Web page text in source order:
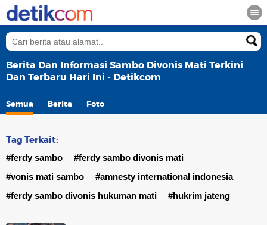
Berita Dan Informasi Sambo Divonis Mati Terkini
Dan Terbaru Hari Ini - Detikcom
Semua Berita Foto
Tag Terkait:
#ferdy sambo
#ferdy sambo divonis mati
#vonis mati sambo
#amnesty international indonesia
#ferdy sambo divonis hukuman mati
#hukrim jateng